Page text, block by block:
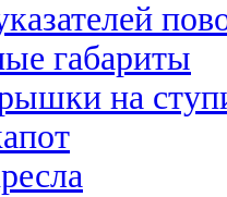
габариты
на